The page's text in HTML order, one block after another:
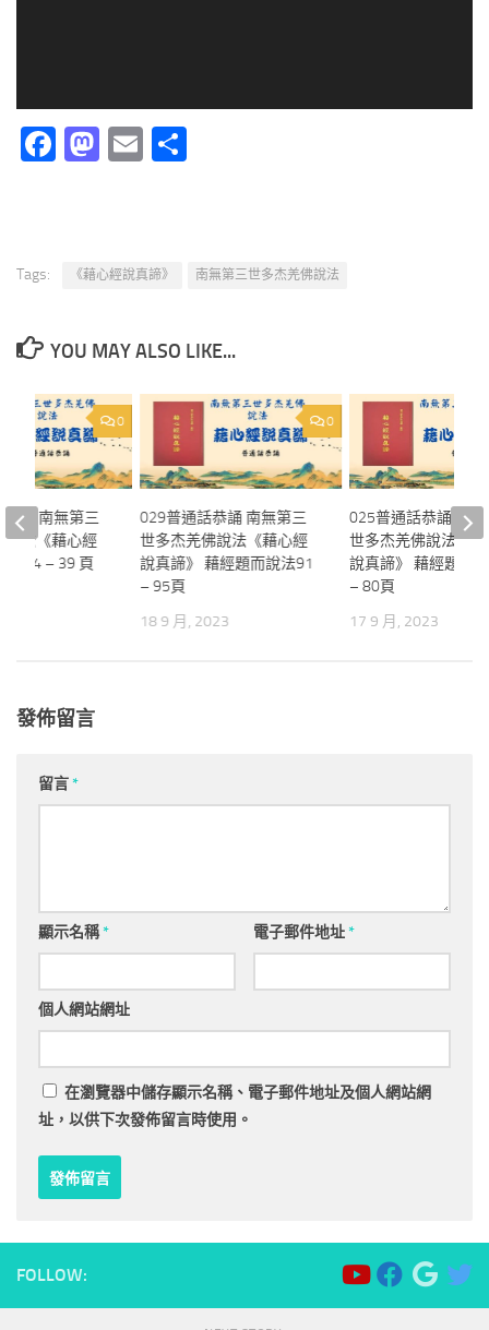
Facebook
Mastodon
Email
Tags: 《藉心經說真諦》 南無第三世多杰羌佛說法
YOU MAY ALSO LIKE...
0
029普通話恭誦 南無第三
世多杰羌佛說法《藉心經
說真諦》 藉經題而說法91
– 95頁
18 9 月, 2023
025普通話恭誦 南
世多杰羌佛說法《
說真諦》 藉經題而
– 80頁
17 9 月, 2023
0
誦 南無第三
說法《藉心經
法 34 – 39 頁
發佈留言
留言*
顯示名稱* 電子郵件地址*
個人網站網址
在瀏覽器中儲存顯示名稱、電子郵件地址及個人網站網
址，以供下次發佈留言時使用。
FOLLOW: